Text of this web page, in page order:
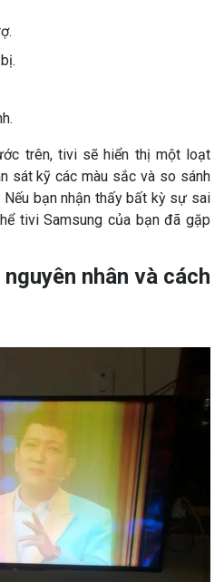
trên, tivi sẽ hiển thị một loạt
sát kỹ các màu sắc và so sánh
bạn nhận thấy bất kỳ sự sai
tivi Samsung của bạn đã gặp
nhân và cách